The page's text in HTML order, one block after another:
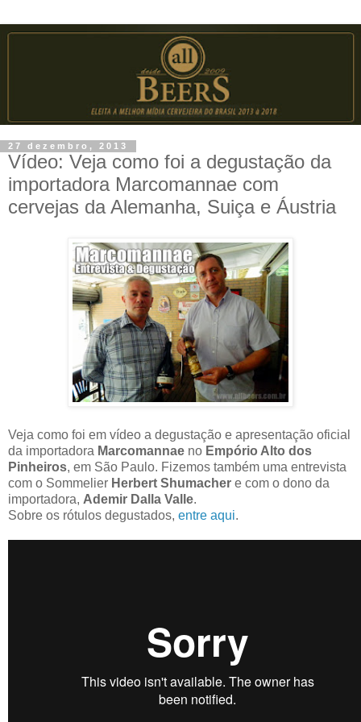
27 dezembro, 2013
Vídeo: Veja como foi a degustação da
importadora Marcomannae com
cervejas da Alemanha, Suiça e Áustria
Veja como foi em vídeo a degustação e apresentação oficial
da importadora Marcomannae no Empório Alto dos
Pinheiros, em São Paulo. Fizemos também uma entrevista
com o Sommelier Herbert Shumacher e com o dono da
importadora, Ademir Dalla Valle.
Sobre os rótulos degustados, entre aqui.